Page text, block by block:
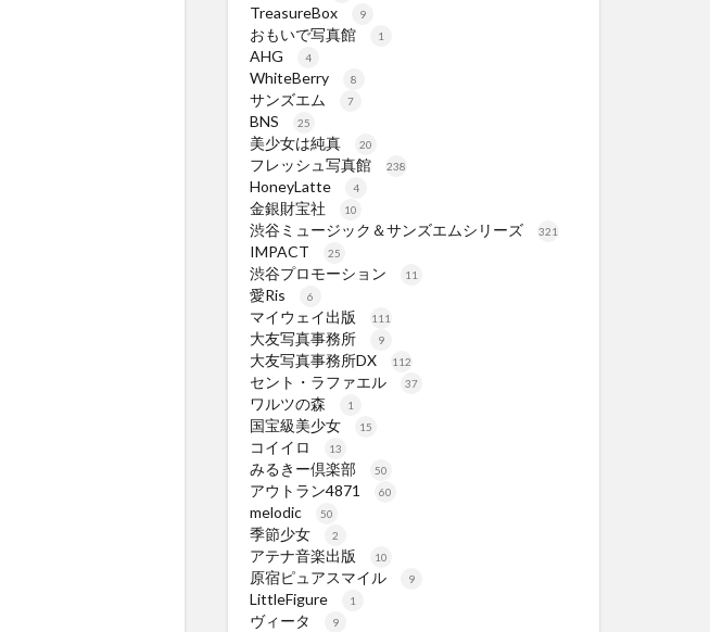
TreasureBox 9
おもいで写真館 1
AHG 4
WhiteBerry 8
サンズエム 7
BNS 25
美少女は純真 20
フレッシュ写真館 238
HoneyLatte 4
金銀財宝社 10
渋谷ミュージック＆サンズエムシリーズ 321
IMPACT 25
渋谷プロモーション 11
愛Ris 6
マイウェイ出版 111
大友写真事務所 9
大友写真事務所DX 112
セント・ラファエル 37
ワルツの森 1
国宝級美少女 15
コイイロ 13
みるきー倶楽部 50
アウトラン4871 60
melodic 50
季節少女 2
アテナ音楽出版 10
原宿ピュアスマイル 9
LittleFigure 1
ヴィータ 9